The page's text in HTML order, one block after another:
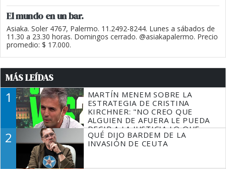
El mundo en un bar.
Asiaka. Soler 4767, Palermo. 11.2492-8244. Lunes a sábados de
11.30 a 23.30 horas. Domingos cerrado. @asiakapalermo. Precio
promedio: $ 17.000.
MÁS LEÍDAS
1
MARTÍN MENEM SOBRE LA
ESTRATEGIA DE CRISTINA
KIRCHNER: "NO CREO QUE
ALGUIEN DE AFUERA LE PUEDA
DECIR A LA JUSTICIA LO QUE
TIENE QUE HACER"
2
QUÉ DIJO BARDEM DE LA
INVASIÓN DE CEUTA